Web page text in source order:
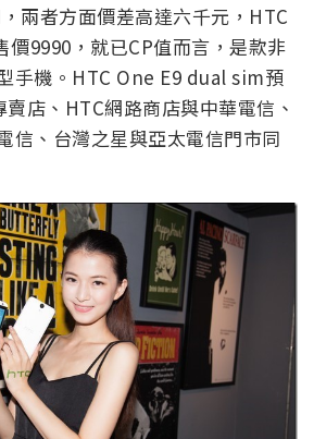
兩者方面價差高達六千元，HTC
9990，就已CP值而言，是款非
手機。HTC One E9 dual sim預
店、HTC網路商店與中華電信、
信、台灣之星與亞太電信門市同